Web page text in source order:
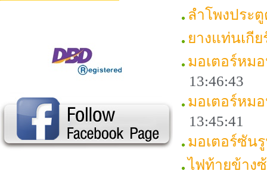
ลำโพงประตู
ยางแท่นเกีย
มอเตอร์หมอ
13:46:43
มอเตอร์หมอ
13:45:41
มอเตอร์ซัน
ไฟท้ายข้าง